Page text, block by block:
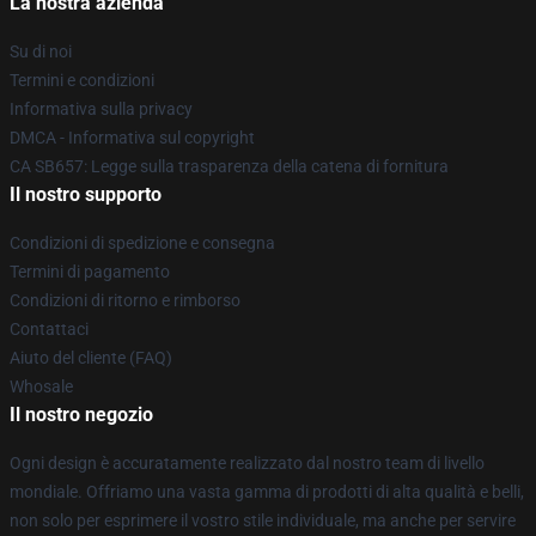
Su di noi
Termini e condizioni
Informativa sulla privacy
DMCA - Informativa sul copyright
CA SB657: Legge sulla trasparenza della catena di fornitura
Il nostro supporto
Condizioni di spedizione e consegna
Termini di pagamento
Condizioni di ritorno e rimborso
Contattaci
Aiuto del cliente (FAQ)
Whosale
Il nostro negozio
Ogni design è accuratamente realizzato dal nostro team di livello
mondiale. Offriamo una vasta gamma di prodotti di alta qualità e belli,
non solo per esprimere il vostro stile individuale, ma anche per servire